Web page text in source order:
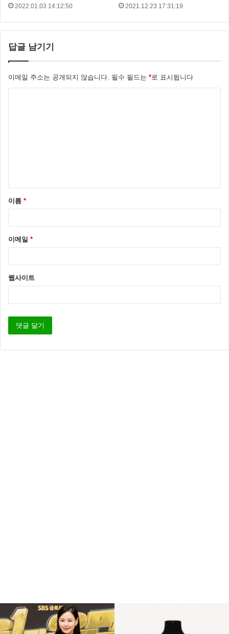
이날 동현배는 “천우희와 함께 영화를 찍었다. 어느 날
빅뱅 콘서트를 보고 싶다고 해서 내가 도와준 적도 있
이어 “빅뱅 콘서트에서 우희와 함께 사진을 찍었는데 그
사진을 우희가 인스타그램에 올렸다. 사진을 본 저희 엄
마가 ‘빨리 천우희를 잡아라’라고 했다”면서 “우희는 친
한 동생이자 존경하는 선배다. 나에게 마음을 연다면 진
2022.01.03 14:12:50 2021.12.23 17:31:19
답글 남기기
이메일 주소는 공개되지 않습니다. 필수 필드는 *로 표시됩니다
이름 *
이메일 *
웹사이트
수
해